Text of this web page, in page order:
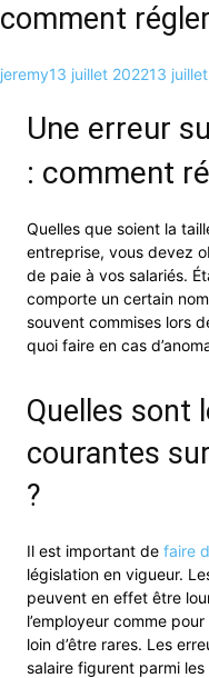
comment
jeremy13 juillet 202213
Une erreur
: comment
Quelles que soient la
entreprise, vous devez
de paie à vos salariés.
comporte un certain
souvent commises lors
quoi faire en cas
Quelles sont
courantes
?
Il est important de faire
législation en vigueur.
peuvent en effet être
l’employeur comme
loin d’être rares. Les
salaire figurent parmi